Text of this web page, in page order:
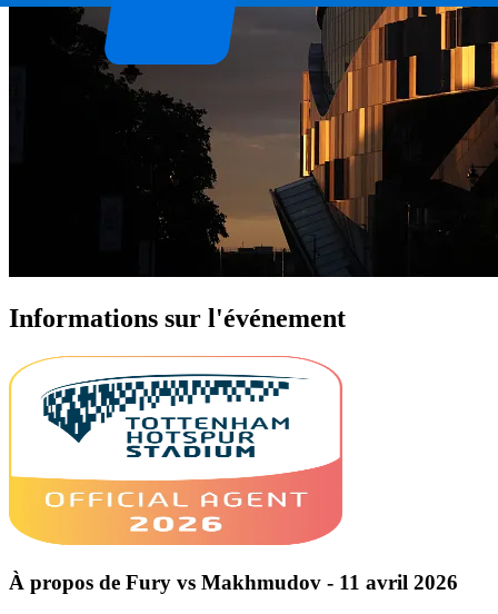
Informations sur l'événement
À propos de Fury vs Makhmudov - 11 avril 2026